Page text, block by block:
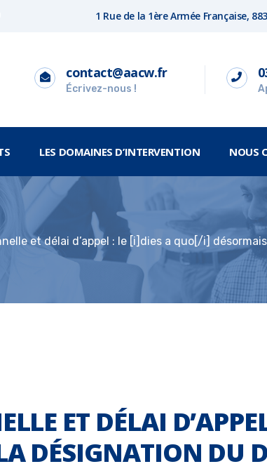
1 Rue de la 1ère Armée Française,
contact@aacw.fr
Écrivez-nous !
LES DOMAINES D’INTERVENTION NOUS
et délai d’appel : le [i]dies a quo[/i]
ET DÉLAI
DÉSIGNATION DU